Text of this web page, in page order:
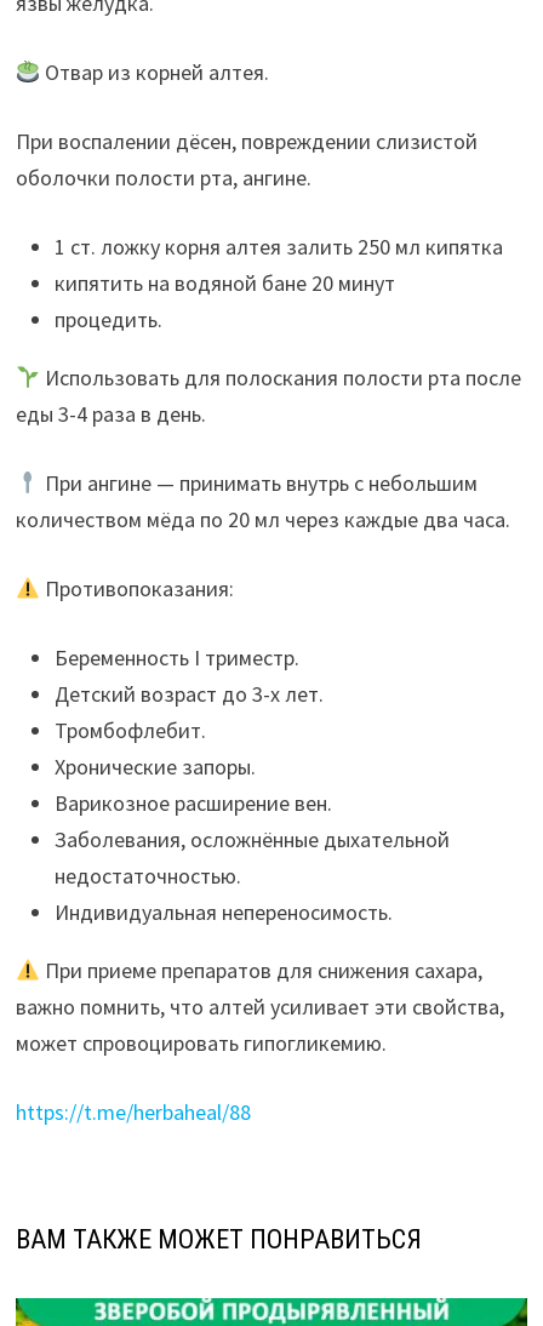
Отвар из корней алтея.
При воспалении дёсен, повреждении слизистой
оболочки полости рта, ангине.
1 ст. ложку корня алтея залить 250 мл кипятка
кипятить на водяной бане 20 минут
процедить.
Использовать для полоскания полости рта после
еды 3-4 раза в день.
При ангине — принимать внутрь с небольшим
количеством мёда по 20 мл через каждые два часа.
Противопоказания:
Беременность I триместр.
Детский возраст до 3-х лет.
Тромбофлебит.
Хронические запоры.
Варикозное расширение вен.
Заболевания, осложнённые дыхательной
недостаточностью.
Индивидуальная непереносимость.
При приеме препаратов для снижения сахара,
важно помнить, что алтей усиливает эти свойства,
может спровоцировать гипогликемию.
https://t.me/herbaheal/88
ВАМ ТАКЖЕ МОЖЕТ ПОНРАВИТЬСЯ